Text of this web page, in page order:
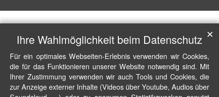
Ihre Wahlmöglichkeit beim Datenschutz
Für ein optimales Webseiten-Erlebnis verwenden wir Cookies,
die für das Funktionieren unserer Website notwendig sind. Mit
Ihrer Zustimmung verwenden wir auch Tools und Cookies, die
zur Anzeige externer Inhalte (Videos über Youtube, Audios über
✕